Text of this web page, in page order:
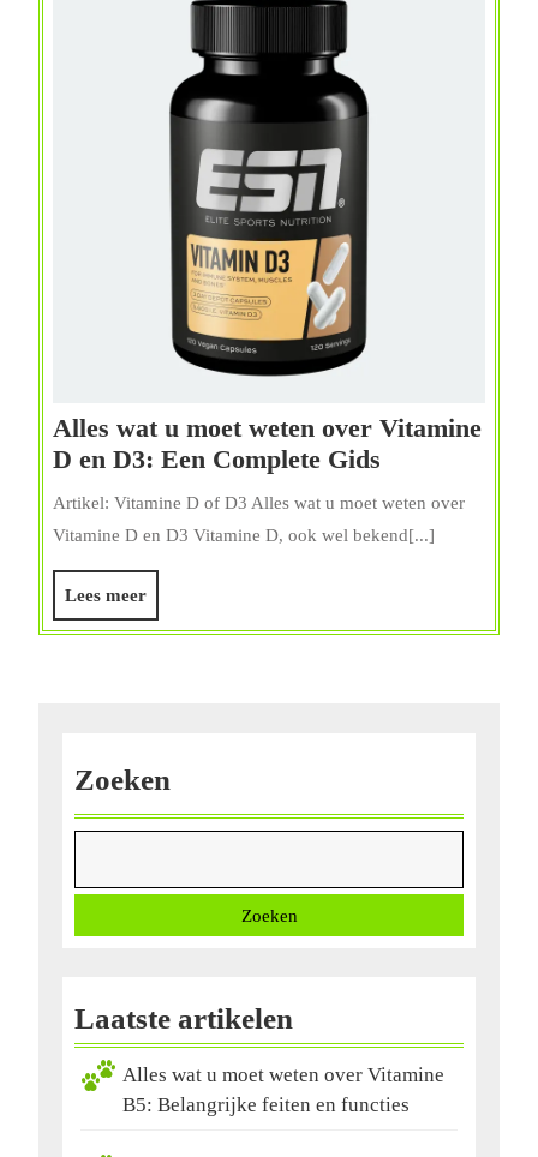
Alles wat u moet weten over Vitamine
D en D3: Een Complete Gids
moet
Vitamine
Gids
Artikel: Vitamine D of D3 Alles wat u moet weten over
Vitamine D en D3 Vitamine D, ook wel bekend[...]
Lees meerLees
meer
Zoeken
Zoeken
Laatste artikelen
Alles wat u moet weten over Vitamine
B5: Belangrijke feiten en functies